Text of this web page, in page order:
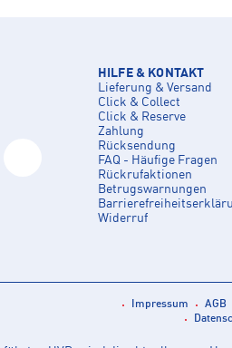
HILFE & KONTAKT
Lieferung & Versand
Click & Collect
Click & Reserve
Zahlung
Rücksendung
FAQ - Häufige Fragen
Rückrufaktionen
Betrugswarnungen
Widerruf
Impressum AGB